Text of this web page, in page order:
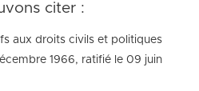
citer :
aux droits civils et politiques
1966, ratifié le 09 juin